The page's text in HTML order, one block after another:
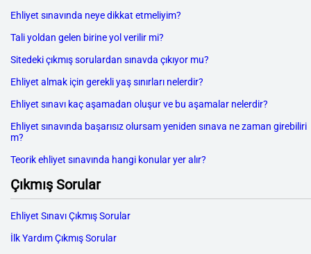
Ehliyet sınavında neye dikkat etmeliyim?
Tali yoldan gelen birine yol verilir mi?
Sitedeki çıkmış sorulardan sınavda çıkıyor mu?
Ehliyet almak için gerekli yaş sınırları nelerdir?
Ehliyet sınavı kaç aşamadan oluşur ve bu aşamalar nelerdir?
Ehliyet sınavında başarısız olursam yeniden sınava ne zaman girebiliri
m?
Teorik ehliyet sınavında hangi konular yer alır?
Çıkmış Sorular
Ehliyet Sınavı Çıkmış Sorular
İlk Yardım Çıkmış Sorular